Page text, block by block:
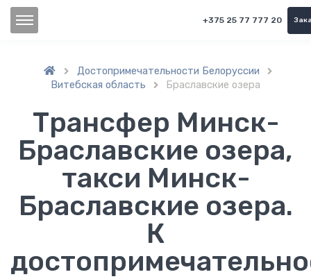
+375 25 77 777 20
 Достопримечательности Белоруссии 
Витебская область  Браславские озера
Трансфер Минск-
Браславские озера,
такси Минск-
Браславские озера.
К